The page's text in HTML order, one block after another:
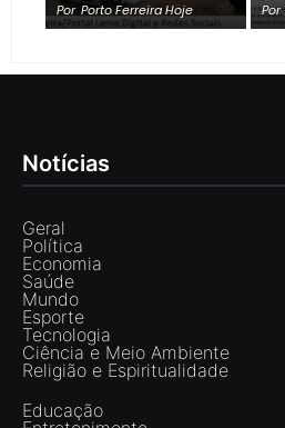
Por Porto Ferreira Hoje Por
Notícias
Geral
Política
Economia
Saúde
Mundo
Esporte
Tecnologia
Ciência e Meio Ambiente
Religião e Espiritualidade
Educação